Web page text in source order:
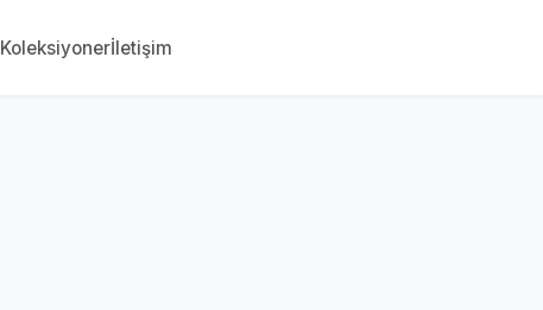
Koleksiyonerİletişim